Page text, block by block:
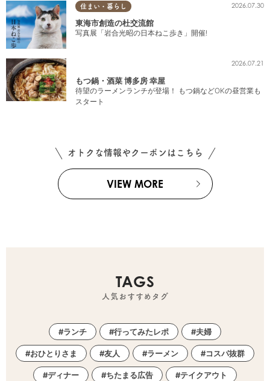
住まい・暮らし 2026.07.30
東海市創造の杜交流館
写真展「岩合光昭の日本ねこ歩き」開催!
2026.07.21
もつ鍋・酒菜 博多房 幸屋
待望のラーメンランチが登場！ もつ鍋などOKの昼営業も
スタート
オトクな情報やクーポンはこちら
VIEW MORE
TAGS
人気おすすめタグ
ランチ 行ってみたレポ 夫婦
おひとりさま 友人 ラーメン コスパ抜群
ディナー ちたまる広告 テイクアウト